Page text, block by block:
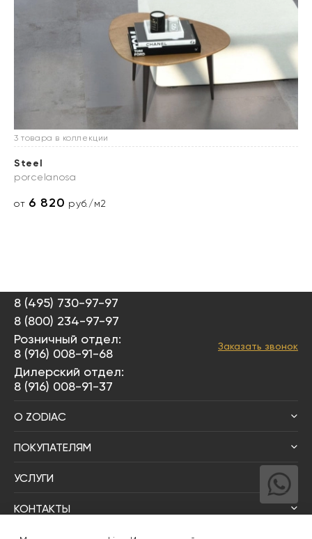
3 товара в коллекции
Steel
porcelanosa
от 6 820 руб./м2
8 (495) 730-97-97
8 (800) 234-97-97
Розничный отдел:
8 (916) 008-91-68
Дилерский отдел:
8 (916) 008-91-37
Заказать звонок
О ZODIAC
ПОКУПАТЕЛЯМ
УСЛУГИ
КОНТАКТЫ